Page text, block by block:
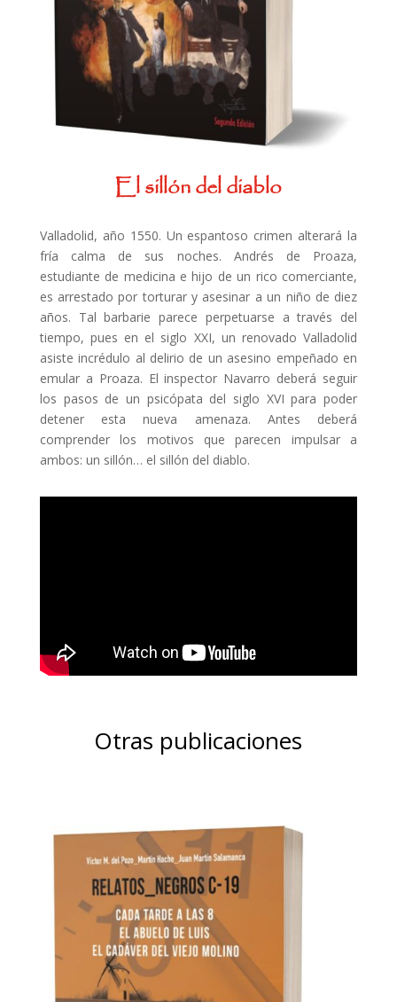
El sillón del diablo
Valladolid, año 1550. Un espantoso crimen alterará la
fría calma de sus noches. Andrés de Proaza,
estudiante de medicina e hijo de un rico comerciante,
es arrestado por torturar y asesinar a un niño de diez
años. Tal barbarie parece perpetuarse a través del
tiempo, pues en el siglo XXI, un renovado Valladolid
asiste incrédulo al delirio de un asesino empeñado en
emular a Proaza. El inspector Navarro deberá seguir
los pasos de un psicópata del siglo XVI para poder
detener esta nueva amenaza. Antes deberá
comprender los motivos que parecen impulsar a
ambos: un sillón… el sillón del diablo.
Otras publicaciones